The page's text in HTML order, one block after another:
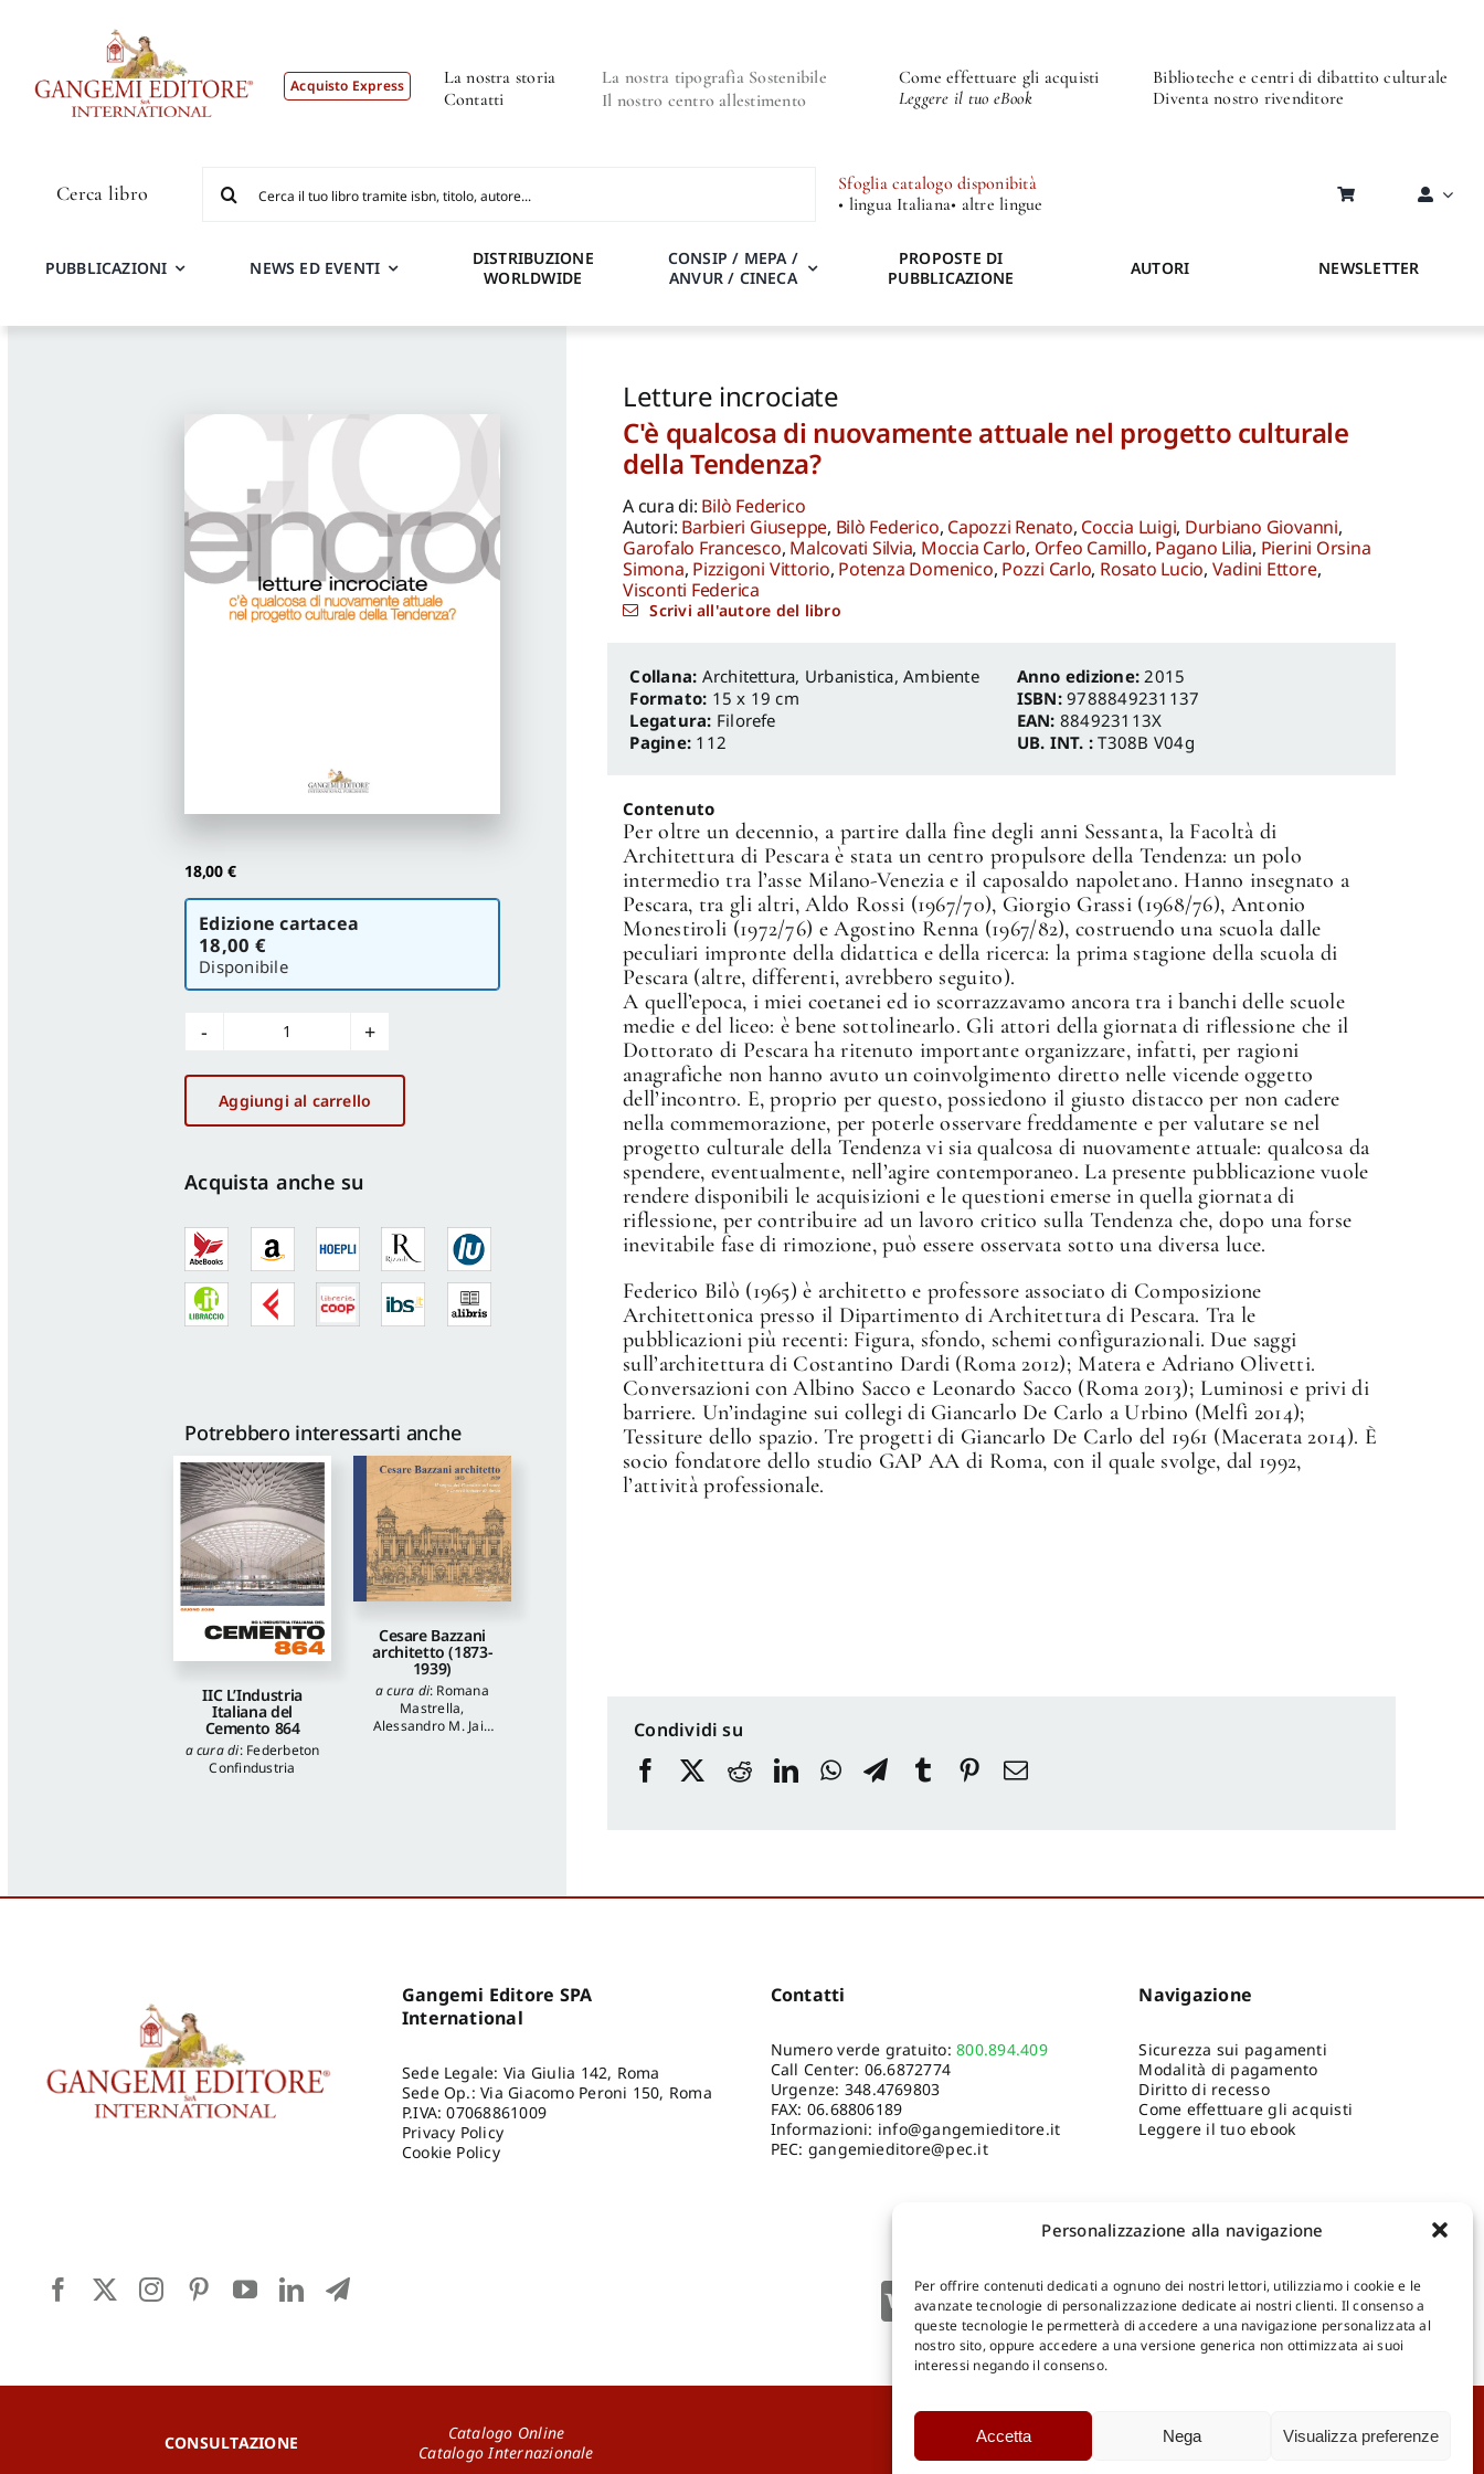
Personalizzazione alla navigazione
Per offrire contenuti dedicati a ognuno dei nostri lettori, utilizziamo i cookie e le
avanzate tecnologie di personalizzazione dedicate ai nostri clienti. Il consenso a
queste tecnologie le permetterà di accedere a una navigazione personalizzata al
nostro sito, oppure accedere a una versione generica non ottimizzata ai suoi
interessi negando il consenso.
Accetta Nega Visualizza preferenze
Acquisto Express
La nostra storia
Contatti
La nostra tipografia Sostenibile
Il nostro centro allestimento
Come effettuare gli acquisti
Leggere il tuo eBook
Biblioteche e centri di dibattito culturale
Diventa nostro rivenditore
Cerca libro
per:
Sfoglia catalogo disponibità
• lingua Italiana• altre lingue
PUBBLICAZIONI NEWS ED EVENTI
DISTRIBUZIONE
WORLDWIDE
CONSIP / MEPA /
ANVUR / CINECA
PROPOSTE DI
PUBBLICAZIONE
AUTORI NEWSLETTER
18,00 €
Scegli
versione
Edizione cartacea
18,00 €
Disponibile
Letture
incrociate
quantità
Aggiungi al carrello
Acquista anche su
Potrebbero interessarti anche
IIC L’Industria
Italiana del
Cemento 864
a cura di: Federbeton
Confindustria
Cesare Bazzani
architetto (1873-
1939)
a cura di: Romana
Mastrella,
Alessandro M. Jaia
Letture incrociate
C'è qualcosa di nuovamente attuale nel progetto culturale
della Tendenza?
A cura di: Bilò Federico
Autori: Barbieri Giuseppe, Bilò Federico, Capozzi Renato, Coccia Luigi, Durbiano Giovanni,
Garofalo Francesco, Malcovati Silvia, Moccia Carlo, Orfeo Camillo, Pagano Lilia, Pierini Orsina
Simona, Pizzigoni Vittorio, Potenza Domenico, Pozzi Carlo, Rosato Lucio, Vadini Ettore,
Visconti Federica
Scrivi all'autore del libro
Architettura, Urbanistica, Ambiente
Formato: 15 x 19 cm
Legatura: Filorefe
Pagine: 112
Anno edizione: 2015
ISBN:9788849231137
EAN: 884923113X
UB. INT. :T308B V04g
Contenuto
Per oltre un decennio, a partire dalla fine degli anni Sessanta, la Facoltà di
Architettura di Pescara è stata un centro propulsore della Tendenza: un polo
intermedio tra l’asse Milano-Venezia e il caposaldo napoletano. Hanno insegnato a
Pescara, tra gli altri, Aldo Rossi (1967/70), Giorgio Grassi (1968/76), Antonio
Monestiroli (1972/76) e Agostino Renna (1967/82), costruendo una scuola dalle
peculiari impronte della didattica e della ricerca: la prima stagione della scuola di
Pescara (altre, differenti, avrebbero seguito).
A quell’epoca, i miei coetanei ed io scorrazzavamo ancora tra i banchi delle scuole
medie e del liceo: è bene sottolinearlo. Gli attori della giornata di riflessione che il
Dottorato di Pescara ha ritenuto importante organizzare, infatti, per ragioni
anagrafiche non hanno avuto un coinvolgimento diretto nelle vicende oggetto
dell’incontro. E, proprio per questo, possiedono il giusto distacco per non cadere
nella commemorazione, per poterle osservare freddamente e per valutare se nel
progetto culturale della Tendenza vi sia qualcosa di nuovamente attuale: qualcosa da
spendere, eventualmente, nell’agire contemporaneo. La presente pubblicazione vuole
rendere disponibili le acquisizioni e le questioni emerse in quella giornata di
riflessione, per contribuire ad un lavoro critico sulla Tendenza che, dopo una forse
inevitabile fase di rimozione, può essere osservata sotto una diversa luce.
Federico Bilò (1965) è architetto e professore associato di Composizione
Architettonica presso il Dipartimento di Architettura di Pescara. Tra le
pubblicazioni più recenti: Figura, sfondo, schemi configurazionali. Due saggi
sull’architettura di Costantino Dardi (Roma 2012); Matera e Adriano Olivetti.
Conversazioni con Albino Sacco e Leonardo Sacco (Roma 2013); Luminosi e privi di
barriere. Un’indagine sui collegi di Giancarlo De Carlo a Urbino (Melfi 2014);
Tessiture dello spazio. Tre progetti di Giancarlo De Carlo del 1961 (Macerata 2014). È
socio fondatore dello studio GAP AA di Roma, con il quale svolge, dal 1992,
l’attività professionale.
Condividi su
Gangemi Editore SPA
International
Sede Legale: Via Giulia 142, Roma
Sede Op.: Via Giacomo Peroni 150, Roma
P.IVA: 07068861009
Privacy Policy
Cookie Policy
Contatti
Numero verde gratuito:800.894.409
Call Center: 06.6872774
Urgenze: 348.4769803
FAX: 06.68806189
Informazioni: info@gangemieditore.it
PEC: gangemieditore@pec.it
Navigazione
Sicurezza sui pagamenti
Modalità di pagamento
Diritto di recesso
Come effettuare gli acquisti
Leggere il tuo ebook
Shop Gangemi Editore-Pagamenti Sicuri e anche Rateali
CONSULTAZIONE
Catalogo Online
Catalogo Internazionale
DOWNLOAD
Catalogo Online
Catalogo Internazionale